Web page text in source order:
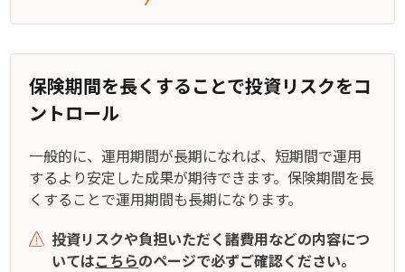
保険期間を長くすることで投資リスクをコ
ントロール
一般的に、運用期間が長期になれば、短期間で運用
するより安定した成果が期待できます。保険期間を長
くすることで運用期間も長期になります。
投資リスクや負担いただく諸費用などの内容につ
いてはこちらのページで必ずご確認ください。